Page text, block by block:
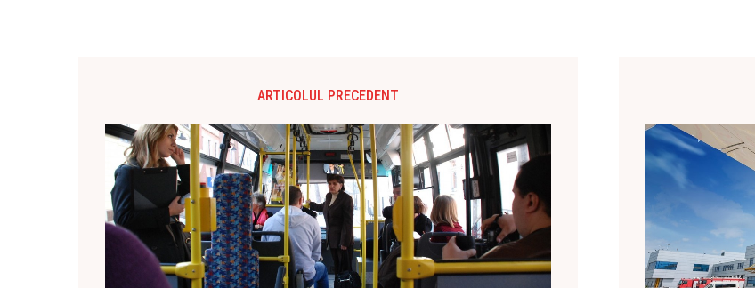
ARTICOLUL PRECEDENT